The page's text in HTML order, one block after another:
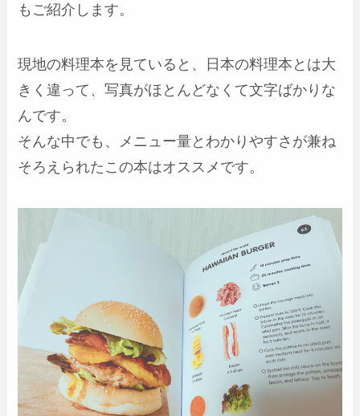
もご紹介します。
現地の料理本を見ていると、日本の料理本とは大
きく違って、写真がほとんどなくて文字ばかりな
んです。
そんな中でも、メニュー量とわかりやすさが兼ね
そろえられたこの本はオススメです。